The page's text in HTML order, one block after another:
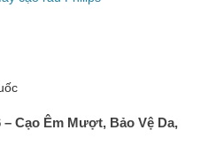
– Cạo Êm Mượt, Bảo Vệ Da,